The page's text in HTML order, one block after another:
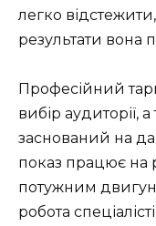
легко
результати вона
Професійний
вибір аудиторії,
заснований на
показ працює на
потужним
робота